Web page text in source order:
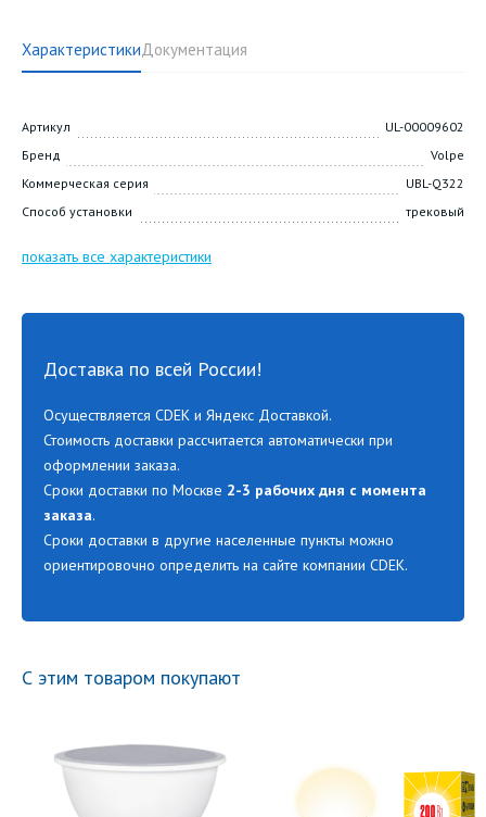
ХарактеристикиДокументация
Артикул
UL-00009602
Бренд
Volpe
Коммерческая серия
UBL-Q322
Способ установки
трековый
показать все характеристики
Доставка по всей России!
Осуществляется CDEK и Яндекс Доставкой.
Стоимость доставки рассчитается автоматически при
оформлении заказа.
Сроки доставки по Москве 2-3 рабочих дня с момента
заказа.
Сроки доставки в другие населенные пункты можно
ориентировочно определить на сайте компании CDEK.
С этим товаром покупают